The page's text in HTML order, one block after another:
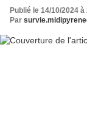
Publié le 14/10/2024 à
Par